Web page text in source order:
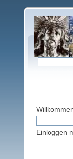
Willkommen
Einloggen